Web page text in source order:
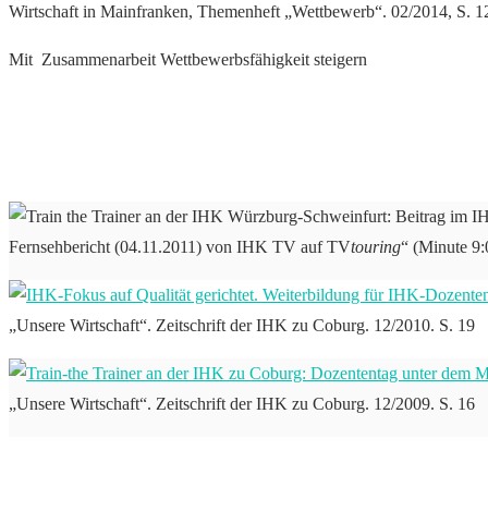
Wirtschaft in Mainfranken, Themenheft „Wettbewerb“. 02/2014, S.
Mit Zusammenarbeit Wettbewerbsfähigkeit steigern
Fernsehbericht (04.11.2011) von IHK TV auf TVtouring“ (Minute
„Unsere Wirtschaft“. Zeitschrift der IHK zu Coburg. 12/2010. S. 19
„Unsere Wirtschaft“. Zeitschrift der IHK zu Coburg. 12/2009. S. 16